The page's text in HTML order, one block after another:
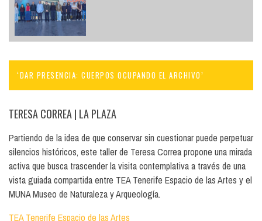
‘DAR PRESENCIA: CUERPOS OCUPANDO EL ARCHIVO’
TERESA CORREA| LA PLAZA
Partiendo de la idea de que conservar sin cuestionar puede perpetuar
silencios históricos, este taller de Teresa Correa propone una mirada
activa que busca trascender la visita contemplativa a través de una
vista guiada compartida entre TEA Tenerife Espacio de las Artes y el
MUNA Museo de Naturaleza y Arqueología.
TEA Tenerife Espacio de las Artes